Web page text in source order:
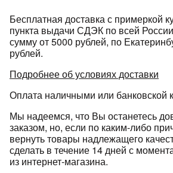
Бесплатная доставка с примеркой
пункта выдачи СДЭК по всей
сумму от 5000 рублей, по
рублей.
Подробнее об условиях доставки
Оплата наличными или банковской
Мы надеемся, что Вы останетесь
заказом, но, если по каким-либо
вернуть товары надлежащего
сделать в течение 14 дней с
из интернет-магазина.